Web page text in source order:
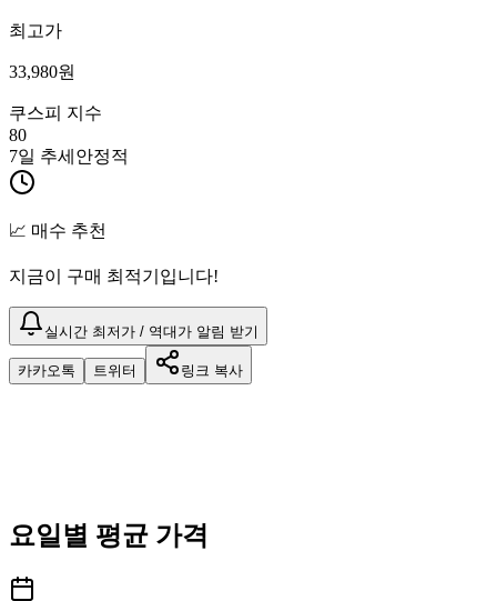
최고가
33,980원
쿠스피 지수
80
7일 추세 안정적
📈 매수 추천
지금이 구매 최적기입니다!
실시간 최저가 / 역대가 알림 받기
카카오톡 트위터 링크 복사
요일별 평균 가격